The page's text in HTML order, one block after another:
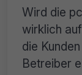
Wird die
wirklich
die
Betreiber